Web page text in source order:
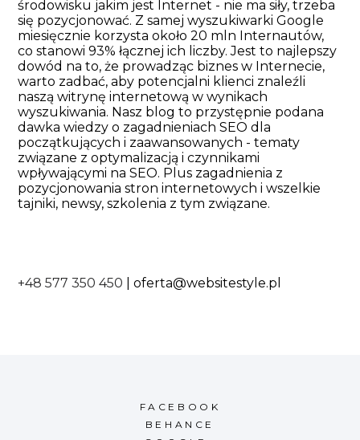
środowisku jakim jest Internet - nie ma siły, trzeba
się pozycjonować. Z samej wyszukiwarki Google
miesięcznie korzysta około 20 mln Internautów,
co stanowi 93% łącznej ich liczby. Jest to najlepszy
dowód na to, że prowadząc biznes w Internecie,
warto zadbać, aby potencjalni klienci znaleźli
naszą witrynę internetową w wynikach
wyszukiwania. Nasz blog to przystępnie podana
dawka wiedzy o zagadnieniach SEO dla
początkujących i zaawansowanych - tematy
związane z optymalizacją i czynnikami
wpływającymi na SEO. Plus zagadnienia z
pozycjonowania stron internetowych i wszelkie
tajniki, newsy, szkolenia z tym związane.
+48 577 350 450 |oferta@websitestyle.pl
FACEBOOK
BEHANCE